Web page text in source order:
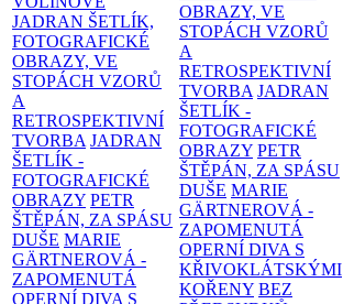
JADRAN ŠETLÍK,
FOTOGRAFICKÉ
OBRAZY, VE
STOPÁCH VZORŮ
A
RETROSPEKTIVNÍ
TVORBA JADRAN
ŠETLÍK -
FOTOGRAFICKÉ
OBRAZY PETR
ŠTĚPÁN, ZA SPÁSU
DUŠE MARIE
GÄRTNEROVÁ -
ZAPOMENUTÁ
OPERNÍ DIVA S
OBRAZY, VE
STOPÁCH VZORŮ
A
RETROSPEKTIVNÍ
TVORBA JADRAN
ŠETLÍK -
FOTOGRAFICKÉ
OBRAZY PETR
ŠTĚPÁN, ZA SPÁSU
DUŠE MARIE
GÄRTNEROVÁ -
ZAPOMENUTÁ
OPERNÍ DIVA S
KŘIVOKLÁTSKÝMI
KOŘENY BEZ